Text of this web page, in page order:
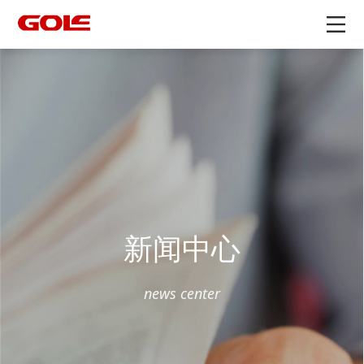
新闻中心
news center